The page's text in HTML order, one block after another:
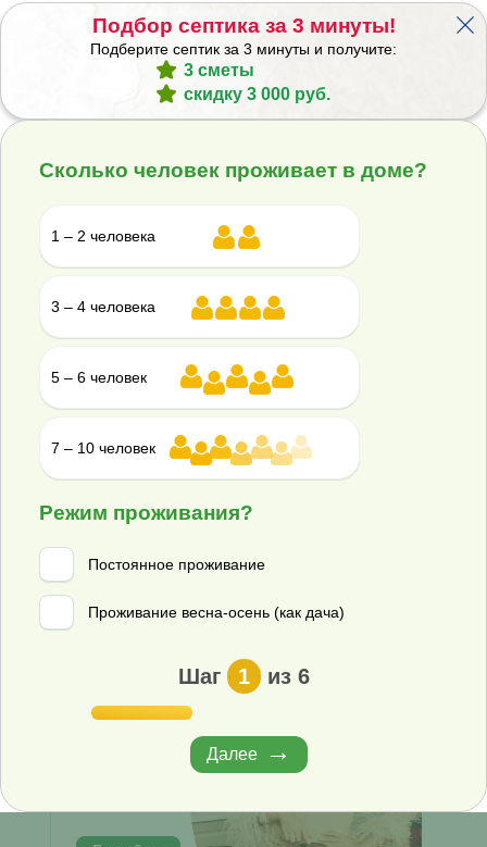
всегда на связи
+7 (800) 350-05-34
text@septik-rus.ru
Подберите септик
за 3 минуты и получите:
скидку 3 000 руб.
Подобрать >>
ЗАКАЗАТЬ ЗВОНОК
Сервисное обслуживание
Сервисное обслуживание Юнилос Астра.pdf
Гарантийная книжка
Подбор септика за 3 минуты!
Подберите септик за 3 минуты и получите:
3 сметы
скидку 3 000 руб.
Сколько человек проживает в доме?
1 – 2 человека
3 – 4 человека
5 – 6 человек
7 – 10 человек
Режим проживания?
Постоянное проживание
Проживание весна-осень (как дача)
Шаг 1 из 6
Далее